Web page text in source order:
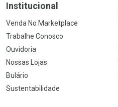
Institucional
Venda No Marketplace
Trabalhe Conosco
Ouvidoria
Nossas Lojas
Bulário
Sustentabilidade